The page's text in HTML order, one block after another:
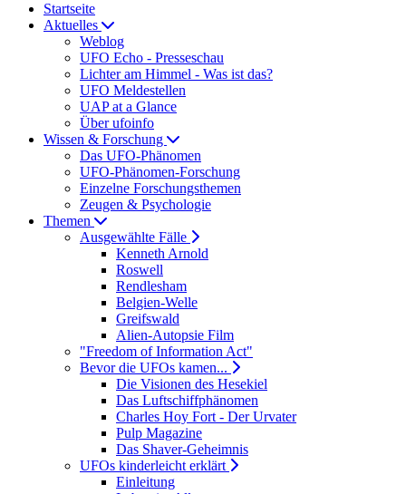
Startseite
Aktuelles
Weblog
UFO Echo - Presseschau
Lichter am Himmel - Was ist das?
UFO Meldestellen
UAP at a Glance
Über ufoinfo
Wissen & Forschung
Das UFO-Phänomen
UFO-Phänomen-Forschung
Einzelne Forschungsthemen
Zeugen & Psychologie
Themen
Ausgewählte Fälle
Kenneth Arnold
Roswell
Rendlesham
Belgien-Welle
Greifswald
Alien-Autopsie Film
"Freedom of Information Act"
Bevor die UFOs kamen...
Die Visionen des Hesekiel
Das Luftschiffphänomen
Charles Hoy Fort - Der Urvater
Pulp Magazine
Das Shaver-Geheimnis
UFOs kinderleicht erklärt
Einleitung